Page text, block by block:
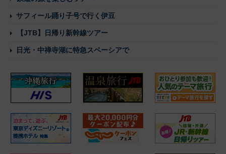
サフィール踊り子号で行く伊豆
【JTB】日帰り新幹線ツアー
日光・中禅寺湖に特急スペーシアで